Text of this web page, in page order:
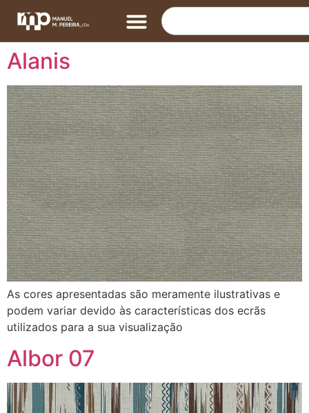
Alanis
As cores apresentadas são meramente ilustrativas e
podem variar devido às características dos ecrãs
utilizados para a sua visualização
Albor 07